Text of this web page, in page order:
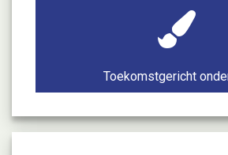
Toekomstgericht